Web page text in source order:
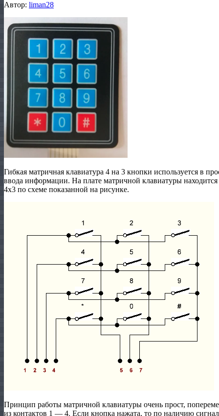
Автор: liman28
Гибкая матричная клавиатура 4 на 3 кнопки используется в
ввода информации. На плате матричной клавиатуры
4х3 по схеме показанной на рисунке.
Принцип работы матричной клавиатуры очень прост,
из контактов 1 — 4. Если кнопка нажата, то по наличию